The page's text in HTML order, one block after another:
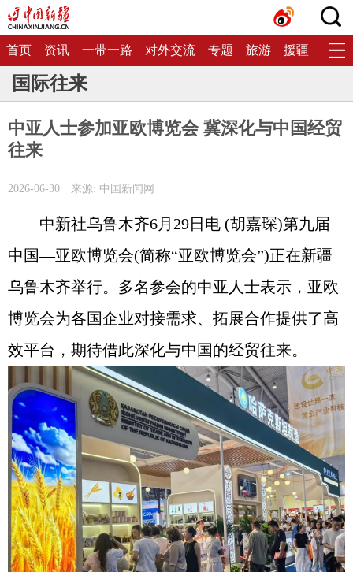
首页 资讯 一带一路 对外交流 专题 旅游 援疆 生态
国际往来
中亚人士参加亚欧博览会 冀深化与中国经贸
往来
2026-06-30 来源: 中国新闻网
中新社乌鲁木齐6月29日电 (胡嘉琛)第九届
中国—亚欧博览会(简称“亚欧博览会”)正在新疆
乌鲁木齐举行。多名参会的中亚人士表示，亚欧
博览会为各国企业对接需求、拓展合作提供了高
效平台，期待借此深化与中国的经贸往来。